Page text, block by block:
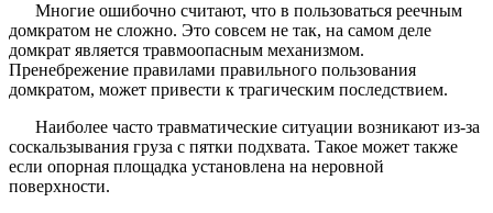
Многие ошибочно считают, что в пользоваться реечным
домкратом не сложно. Это совсем не так, на самом деле
домкрат является травмоопасным механизмом.
Пренебрежение правилами правильного пользования
домкратом, может привести к трагическим последствием.
Наиболее часто травматические ситуации возникают из-за
соскальзывания груза с пятки подхвата. Такое может также
если опорная площадка установлена на неровной
поверхности.